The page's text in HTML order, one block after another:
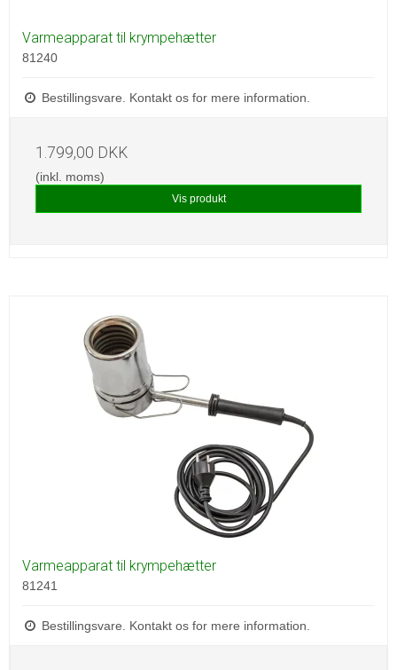
Varmeapparat til krympehætter
81240
Bestillingsvare. Kontakt os for mere information.
1.799,00 DKK
(inkl. moms)
Vis produkt
Varmeapparat til krympehætter
81241
Bestillingsvare. Kontakt os for mere information.